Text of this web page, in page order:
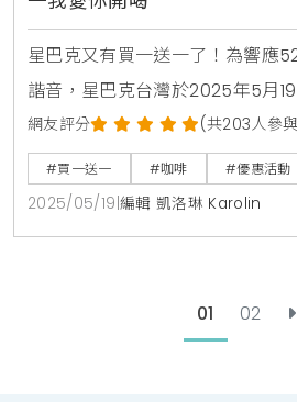
星巴克又有買一送一了！為響應
諧音，星巴克台灣於2025年5月
分享日」買一送一活動，邀你與
日11:00至20:00，購買兩杯大杯（
味一致的飲料，其中一杯由星巴
優惠讓你用一杯咖啡大聲說「我
咖啡心意。星巴克買一送一優惠
網友評分 (共203人參
#買一送一 #咖啡 #優惠活動
2025/05/19 編輯 凱洛琳 Karolin
01 02